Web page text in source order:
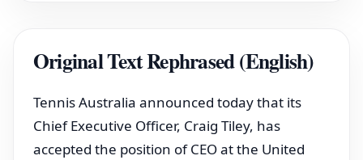
Original Text Rephrased (English)
Tennis Australia announced today that its
Chief Executive Officer, Craig Tiley, has
accepted the position of CEO at the United